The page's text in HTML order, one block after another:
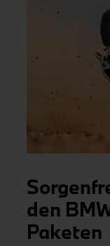
den
Paketen